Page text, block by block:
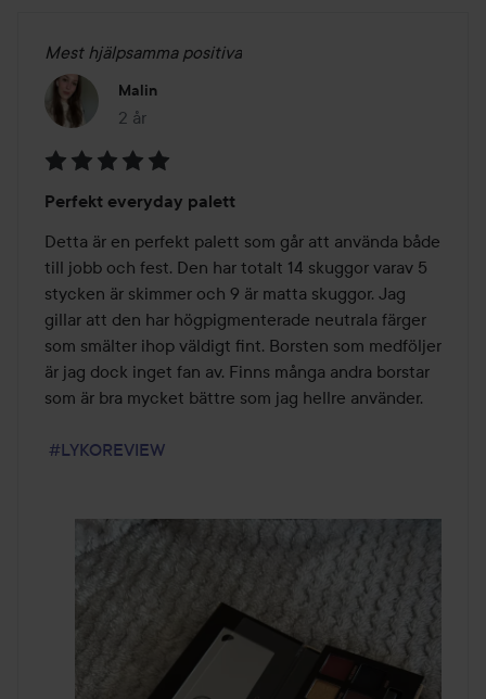
Mest hjälpsamma positiva
Malin
2 år
Inlägget skapades 2 år
5
av
5
Perfekt everyday palett
Detta är en perfekt palett som går att använda både
till jobb och fest. Den har totalt 14 skuggor varav 5
stycken är skimmer och 9 är matta skuggor. Jag
gillar att den har högpigmenterade neutrala färger
som smälter ihop väldigt fint. Borsten som medföljer
är jag dock inget fan av. Finns många andra borstar
som är bra mycket bättre som jag hellre använder.
#LYKOREVIEW